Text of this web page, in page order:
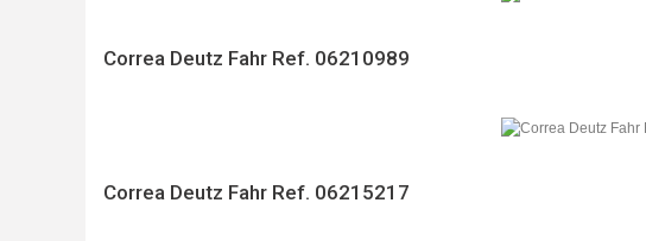
Correa Deutz Fahr Ref. 06210989
Correa Deutz Fahr Ref. 06215217